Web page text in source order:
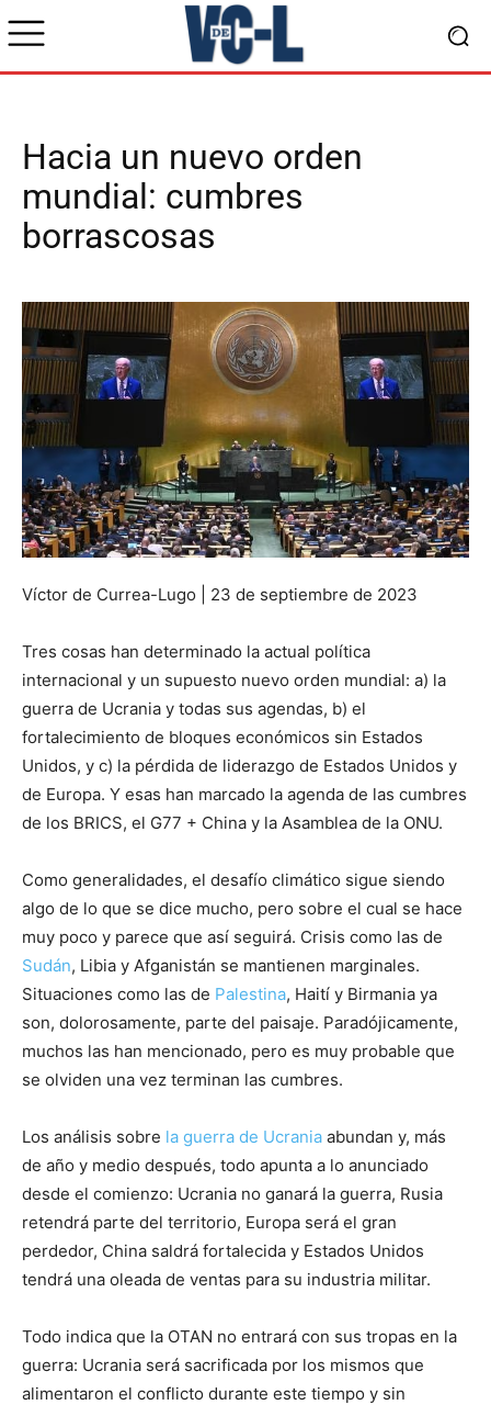
Hacia un nuevo orden
mundial: cumbres
borrascosas
Víctor de Currea-Lugo | 23 de septiembre de 2023
Tres cosas han determinado la actual política
internacional y un supuesto nuevo orden mundial: a) la
guerra de Ucrania y todas sus agendas, b) el
fortalecimiento de bloques económicos sin Estados
Unidos, y c) la pérdida de liderazgo de Estados Unidos y
de Europa. Y esas han marcado la agenda de las cumbres
de los BRICS, el G77 + China y la Asamblea de la ONU.
Como generalidades, el desafío climático sigue siendo
algo de lo que se dice mucho, pero sobre el cual se hace
muy poco y parece que así seguirá. Crisis como las de
Sudán, Libia y Afganistán se mantienen marginales.
Situaciones como las de Palestina, Haití y Birmania ya
son, dolorosamente, parte del paisaje. Paradójicamente,
muchos las han mencionado, pero es muy probable que
se olviden una vez terminan las cumbres.
Los análisis sobre la guerra de Ucrania abundan y, más
de año y medio después, todo apunta a lo anunciado
desde el comienzo: Ucrania no ganará la guerra, Rusia
retendrá parte del territorio, Europa será el gran
perdedor, China saldrá fortalecida y Estados Unidos
tendrá una oleada de ventas para su industria militar.
Todo indica que la OTAN no entrará con sus tropas en la
guerra: Ucrania será sacrificada por los mismos que
alimentaron el conflicto durante este tiempo y sin